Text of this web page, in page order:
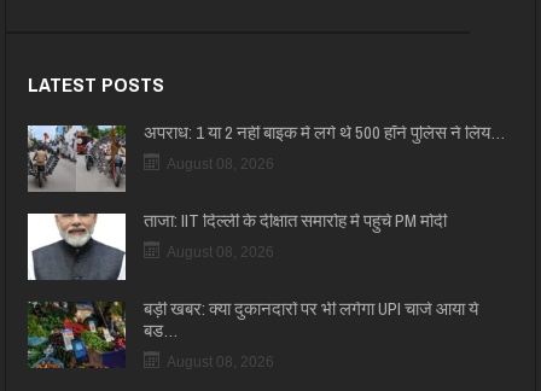
LATEST POSTS
अपराध: 1 या 2 नहीं बाइक में लगे थे 500 हॉर्न पुलिस ने लिय…
August 08, 2026
ताजा: IIT दिल्ली के दीक्षांत समारोह में पहुंचे PM मोदी
August 08, 2026
बड़ी खबर: क्या दुकानदारों पर भी लगेगा UPI चार्ज आया ये
बड…
August 08, 2026